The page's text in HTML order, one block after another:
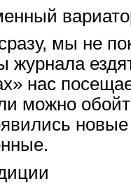
мы не
журнала
нас
можно